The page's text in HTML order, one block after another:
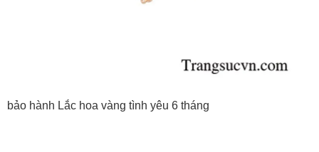
bảo hành Lắc hoa vàng tình yêu 6 tháng